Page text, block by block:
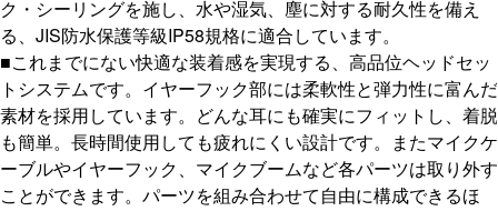
ク・シーリングを施し、水や湿気、塵に対する耐久性を備え
る、JIS防水保護等級IP58規格に適合しています。
■これまでにない快適な装着感を実現する、高品位ヘッドセッ
トシステムです。イヤーフック部には柔軟性と弾力性に富んだ
素材を採用しています。どんな耳にも確実にフィットし、着脱
も簡単。長時間使用しても疲れにくい設計です。またマイクケ
ーブルやイヤーフック、マイクブームなど各パーツは取り外す
ことができます。パーツを組み合わせて自由に構成できるほ